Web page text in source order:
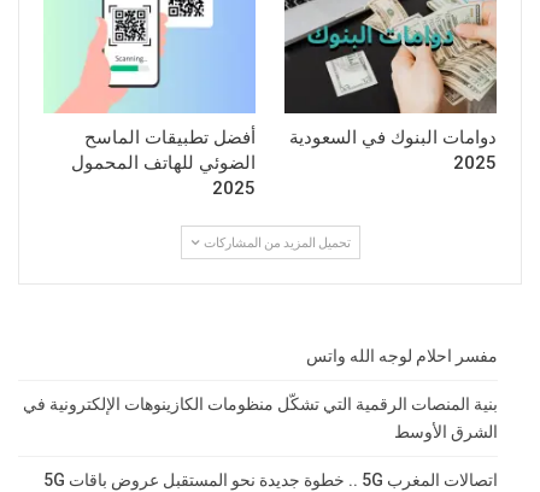
دوامات البنوك في السعودية
2025
أفضل تطبيقات الماسح
الضوئي للهاتف المحمول
2025
تحميل المزيد من المشاركات
مفسر احلام لوجه الله واتس
بنية المنصات الرقمية التي تشكّل منظومات الكازينوهات الإلكترونية في
الشرق الأوسط
اتصالات المغرب 5G .. خطوة جديدة نحو المستقبل عروض باقات 5G